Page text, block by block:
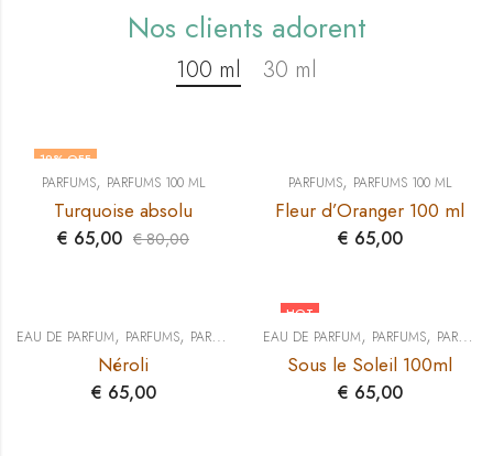
Nos clients adorent
100 ml 30 ml
19% OFF
PARFUMS, PARFUMS 100 ML
Turquoise absolu
€ 65,00 €80,00
PARFUMS, PARFUMS 100 ML
Fleur d’Oranger 100 ml
€ 65,00
EAU DE PARFUM, PARFUMS, PARFUMS 100 ML
Néroli
€ 65,00
HOT
EAU DE PARFUM, PARFUMS, PARFUMS 100 ML
Sous le Soleil 100ml
€ 65,00